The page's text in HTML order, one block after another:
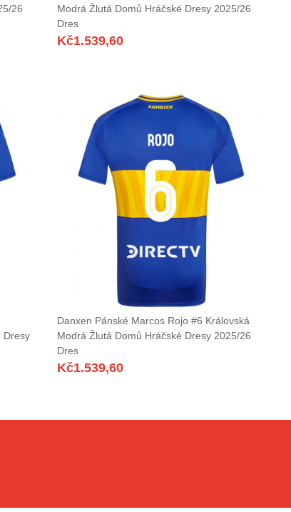
26
Modrá Žlutá Domů Hráčské Dresy 2025/26
Dres
Kč1.539,60
Dresy
Danxen Pánské Marcos Rojo #6 Královská
Modrá Žlutá Domů Hráčské Dresy 2025/26
Dres
Kč1.539,60